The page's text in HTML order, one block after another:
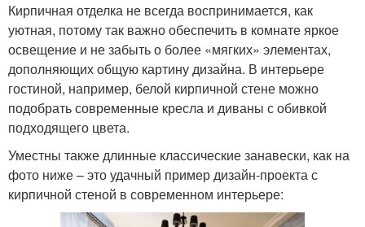
Кирпичная отделка не всегда воспринимается, как
уютная, потому так важно обеспечить в комнате яркое
освещение и не забыть о более «мягких» элементах,
дополняющих общую картину дизайна. В интерьере
гостиной, например, белой кирпичной стене можно
подобрать современные кресла и диваны с обивкой
подходящего цвета.
Уместны также длинные классические занавески, как на
фото ниже – это удачный пример дизайн-проекта с
кирпичной стеной в современном интерьере: